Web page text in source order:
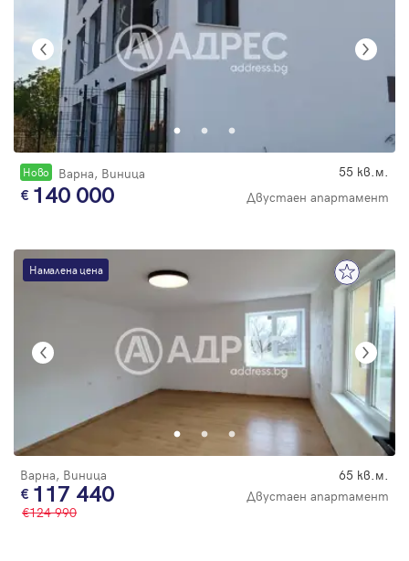
Новo Варна, Виница 55 кв.м.
140 000 Двустаен апартамент
Намалена цена
Варна, Виница 65 кв.м.
117 440
Двустаен апартамент
124 990